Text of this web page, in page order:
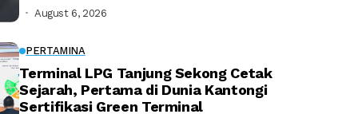
August 6, 2026
PERTAMINA
Terminal LPG Tanjung Sekong Cetak
Sejarah, Pertama di Dunia Kantongi
Sertifikasi Green Terminal